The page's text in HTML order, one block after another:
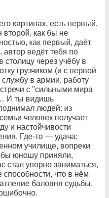
картинах, есть первый,
как бы не
как первый, даёт
автор ведёт тебя по
столицу через учёбу в
грузчиком (и с первой
в армии, работу
с "сильными мира
И ты видишь
людей: из
человек получает
и настойчивости
Где-то — удача:
училище, вопреки
юношу приняли,
стал упорно заниматься,
способности, что в нём
баловня судьбы,